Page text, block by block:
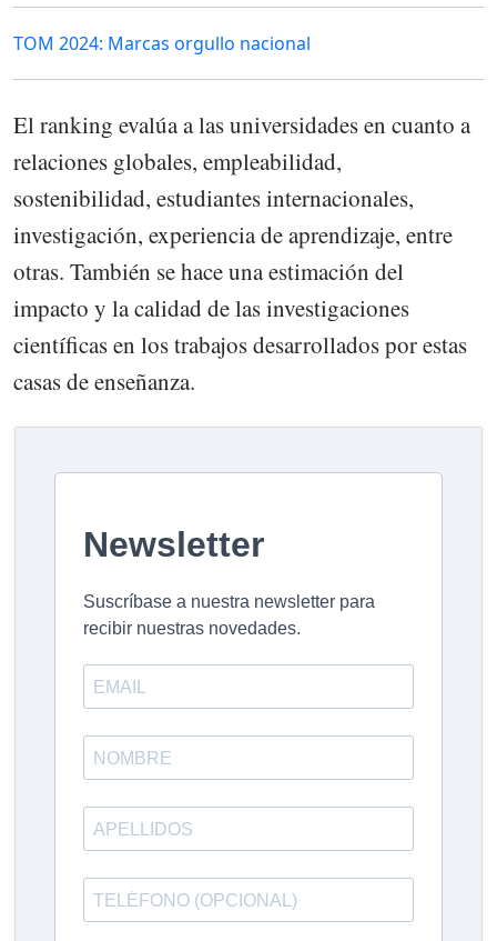
TOM 2024: Marcas orgullo nacional
El ranking evalúa a las universidades en cuanto a
relaciones globales, empleabilidad,
sostenibilidad, estudiantes internacionales,
investigación, experiencia de aprendizaje, entre
otras. También se hace una estimación del
impacto y la calidad de las investigaciones
científicas en los trabajos desarrollados por estas
casas de enseñanza.